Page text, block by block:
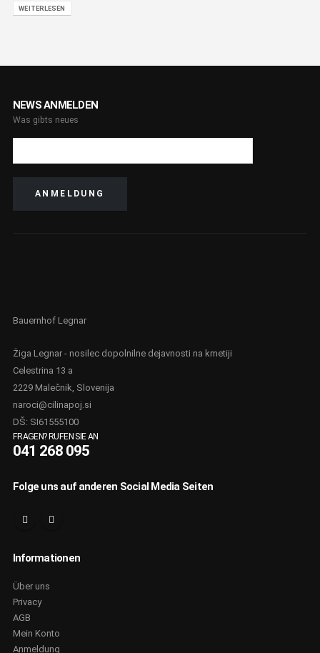
WEITERLESEN
NEWS ANMELDEN
Was gibts neues
Bauernhof Legnar
Žiga Legnar - nosilec dopolnilne dejavnosti na kmetiji
Celestrina 13 a
2229 Malečnik, Slovenija
naroci@cilinapoj.si
DŠ: SI61555100
FRAGEN? RUFEN SIE AN
041 268 095
Folge uns auf anderen Social Media Seiten
Informationen
Über uns
Privacy
AGB
Mein Konto
Anmeldung